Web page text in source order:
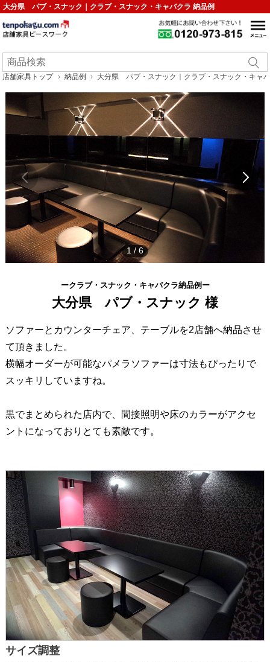
大分県 パブ・スナック｜クラブ・スナック・キャバクラ 納品例
店舗家具トップ 納品例 大分県 パブ・スナック｜クラブ・スナック・キャ
1 / 6
ークラブ・スナック・キャバクラ納品例ー
大分県 パブ・スナック 様
ソファーとカウンターチェア、テーブルを2店舗へ納品させ
て頂きました。
横幅オーダーが可能なパメラソファーは寸法もぴったりで
スッキリしていますね。
黒でまとめられた店内で、間接照明や床のカラーがアクセ
ントになっておりとても素敵です。
サイズ調整